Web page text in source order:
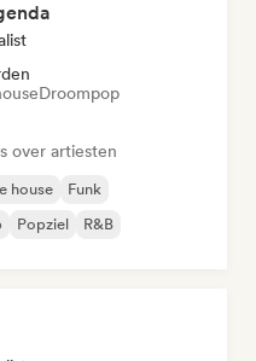
Droompop
over artiesten
house
Funk
Popziel R&B